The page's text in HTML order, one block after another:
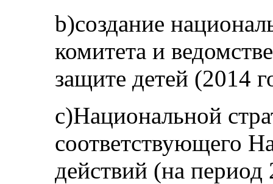
b)создание
комитета и
защите детей (2014
c)Национальной
соответствующего
действий (на